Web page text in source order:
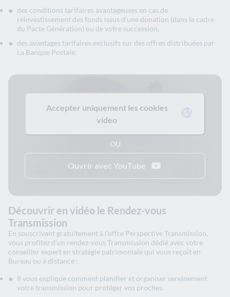
des conditions tarifaires avantageuses en cas de
réinvestissement des fonds issus d’une donation (dans le cadre
du Pacte Génération) ou de votre succession,
des avantages tarifaires exclusifs sur des offres distribuées par
La Banque Postale.
Accepter uniquement les cookies
video
OU
Ouvrir avec YouTube
Découvrir en vidéo le Rendez-vous
Transmission
En souscrivant gratuitement à l’offre Perspective Transmission,
vous profitez d’un rendez-vous Transmission dédié avec votre
conseiller expert en stratégie patrimoniale qui vous reçoit en
Bureau ou à distance :
Il vous explique comment planifier et organiser sereinement
votre transmission pour protéger vos proches.